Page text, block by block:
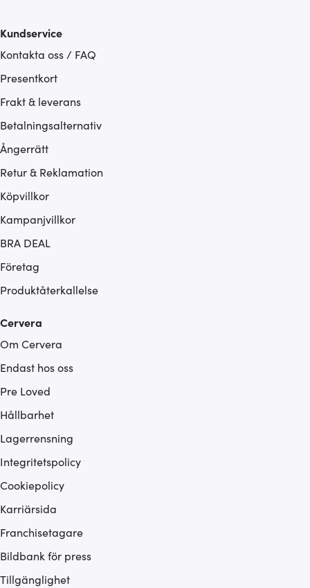
Kundservice
Kontakta oss / FAQ
Presentkort
Frakt & leverans
Betalningsalternativ
Ångerrätt
Retur & Reklamation
Köpvillkor
Kampanjvillkor
BRA DEAL
Företag
Produktåterkallelse
Cervera
Om Cervera
Endast hos oss
Pre Loved
Hållbarhet
Lagerrensning
Integritetspolicy
Cookiepolicy
Karriärsida
Franchisetagare
Bildbank för press
Tillgänglighet